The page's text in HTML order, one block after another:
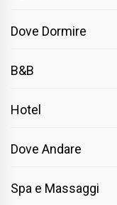
Dove Dormire
B&B
Hotel
Dove Andare
Spa e Massaggi